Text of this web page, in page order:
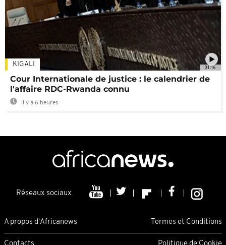
01:16
KIGALI
Cour Internationale de justice : le calendrier de
l'affaire RDC-Rwanda connu
Il y a 6 heures
Réseaux sociaux
A propos d'Africanews Termes et Conditions